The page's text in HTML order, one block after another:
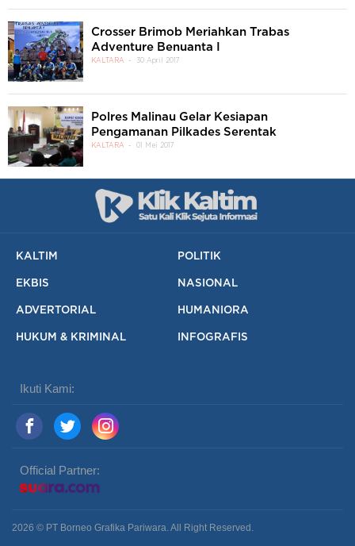
Crosser Brimob Meriahkan Trabas
Adventure Benuanta I
KALTARA 30 April 2017
Polres Malinau Gelar Kesiapan
Pengamanan Pilkades Serentak
KALTARA 01 Mei 2017
KALTIM POLITIK
EKBIS NASIONAL
ADVERTORIAL HUMANIORA
HUKUM & KRIMINAL INFOGRAFIS
Ikuti Kami:
Official Partner:
2026 © PT Borneo Grafika Pariwara. All Right Reserved.